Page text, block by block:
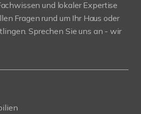
und lokaler Expertise
Fragen rund um Ihr Haus oder
Sprechen Sie uns an - wir